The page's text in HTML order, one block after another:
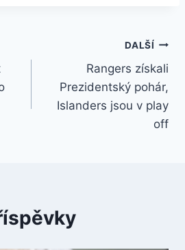
DALŠÍ
Rangers získali
Prezidentský pohár,
Islanders jsou v play
off